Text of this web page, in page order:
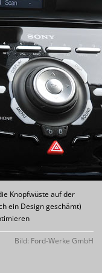
Knopfwüste auf der
ein Design geschämt)
Bild: Ford-Werke GmbH